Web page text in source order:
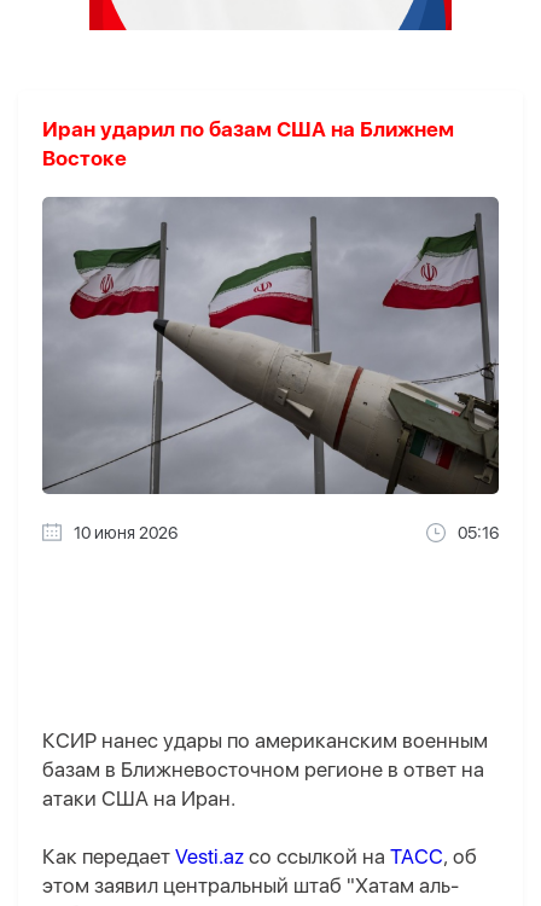
Иран ударил по базам США на Ближнем
Востоке
10 июня 2026 05:16
КСИР нанес удары по американским военным
базам в Ближневосточном регионе в ответ на
атаки США на Иран.
Как передает Vesti.az со ссылкой на ТАСС, об
этом заявил центральный штаб "Хатам аль-